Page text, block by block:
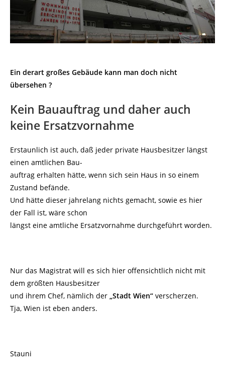
Ein derart großes Gebäude kann man doch nicht
übersehen ?
Kein Bauauftrag und daher auch
keine Ersatzvornahme
Erstaunlich ist auch, daß jeder private Hausbesitzer längst
einen amtlichen Bau-
auftrag erhalten hätte, wenn sich sein Haus in so einem
Zustand befände.
Und hätte dieser jahrelang nichts gemacht, sowie es hier
der Fall ist, wäre schon
längst eine amtliche Ersatzvornahme durchgeführt worden.
Nur das Magistrat will es sich hier offensichtlich nicht mit
dem größten Hausbesitzer
und ihrem Chef, nämlich der „Stadt Wien“ verscherzen.
Tja, Wien ist eben anders.
Stauni